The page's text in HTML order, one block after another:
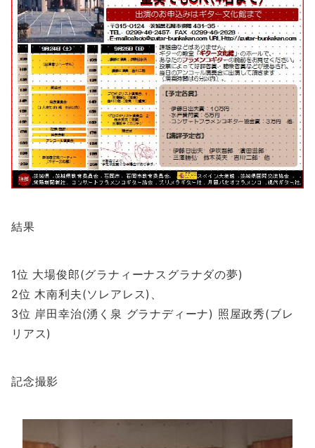
結果
1位 大場俊郎(グラナィーナスグラナダの夢)
2位 木南利夫(ソレアレス)、
3位 岸田幸治(湧く泉 グラナディーナ) 照屋政秀(ブレ
リアス)
記念撮影